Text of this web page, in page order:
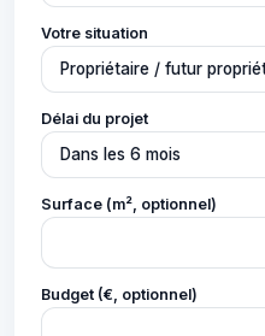
Votre situation
Délai du projet
Surface (m², optionnel)
Budget (€, optionnel)